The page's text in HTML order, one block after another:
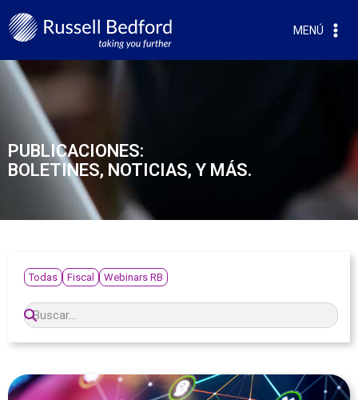
MENÚ
PUBLICACIONES:
BOLETINES, NOTICIAS, Y MÁS.
Todas Fiscal Webinars RB